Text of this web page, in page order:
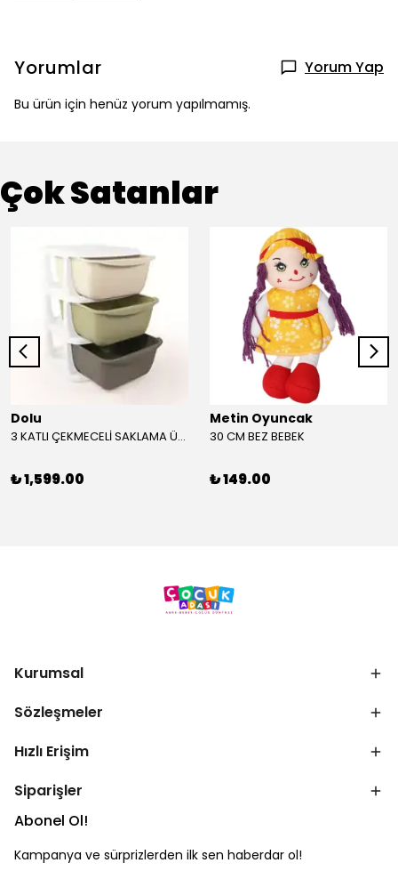
Yorumlar Yorum Yap
Bu ürün için henüz yorum yapılmamış.
Çok Satanlar
Dolu
3 KATLI ÇEKMECELİ SAKLAMA ÜNİTESİ
₺ 1,599.00
Metin Oyuncak
30 CM BEZ BEBEK
₺ 149.00
Kurumsal
Sözleşmeler
Hızlı Erişim
Siparişler
Abonel Ol!
Kampanya ve sürprizlerden ilk sen haberdar ol!